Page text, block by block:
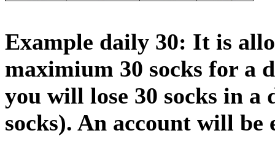
Example daily 30: It is
maximium 30 socks for a
you will lose 30 socks in a
socks). An account will be